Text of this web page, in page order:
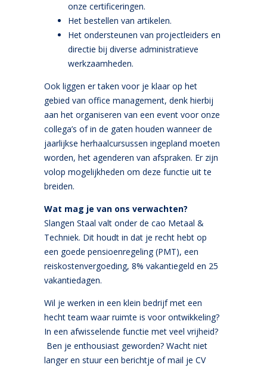
onze certificeringen.
Het bestellen van artikelen.
Het ondersteunen van projectleiders en
directie bij diverse administratieve
werkzaamheden.
Ook liggen er taken voor je klaar op het
gebied van office management, denk hierbij
aan het organiseren van een event voor onze
collega’s of in de gaten houden wanneer de
jaarlijkse herhaalcursussen ingepland moeten
worden, het agenderen van afspraken. Er zijn
volop mogelijkheden om deze functie uit te
breiden.
Wat mag je van ons verwachten?
Slangen Staal valt onder de cao Metaal &
Techniek. Dit houdt in dat je recht hebt op
een goede pensioenregeling (PMT), een
reiskostenvergoeding, 8% vakantiegeld en 25
vakantiedagen.
Wil je werken in een klein bedrijf met een
hecht team waar ruimte is voor ontwikkeling?
In een afwisselende functie met veel vrijheid?
Ben je enthousiast geworden? Wacht niet
langer en stuur een berichtje of mail je CV